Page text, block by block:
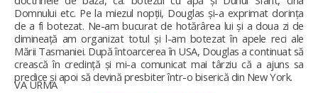
Domnului etc. Pe la miezul nopții, Douglas și-a exprimat dorința
de a fi botezat. Ne-am bucurat de hotărârea lui și a doua zi de
dimineață am organizat totul și l-am botezat în apele reci ale
Mării Tasmaniei. După întoarcerea în USA, Douglas a continuat să
crească în credință și mi-a comunicat mai târziu că a ajuns sa
predice și apoi să devină presbiter într-o biserică din New York.
VA URMA